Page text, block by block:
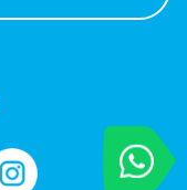
VOCÊ
Entre em